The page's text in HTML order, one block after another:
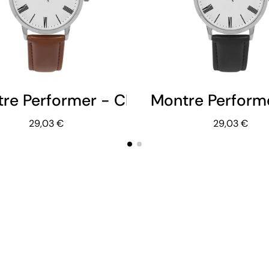
Performer - Classique - Dateur
29,03 €
Montre
29,03 €